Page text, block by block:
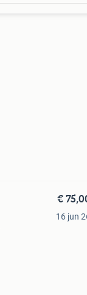
€
16 jun